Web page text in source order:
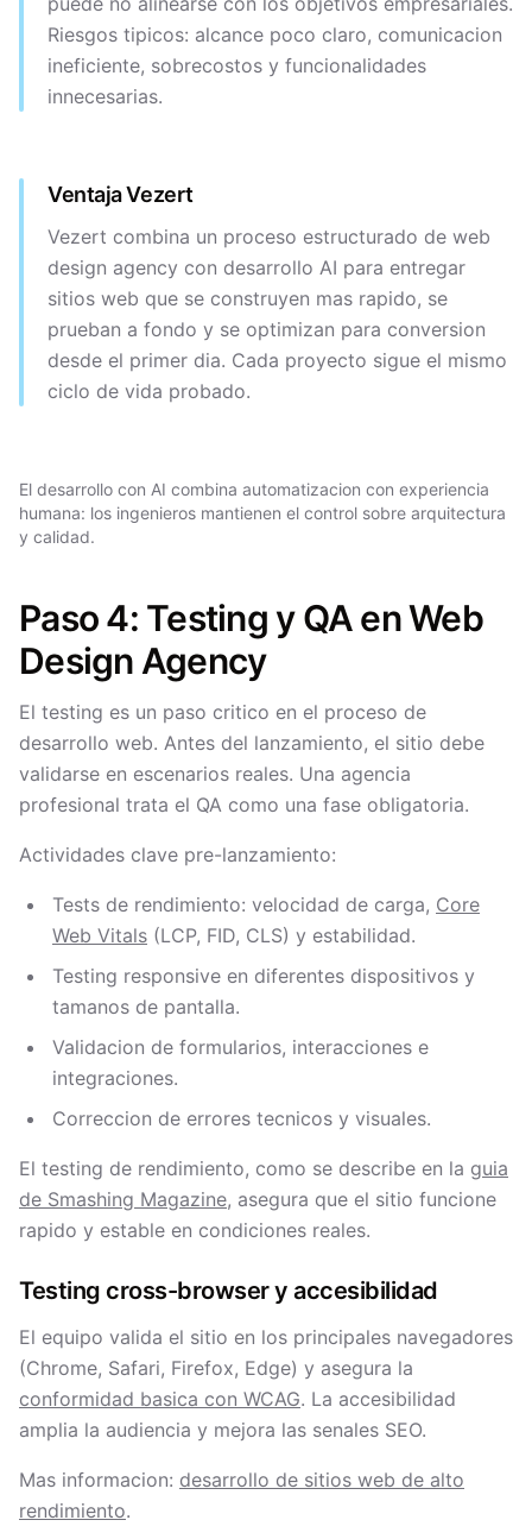
Riesgos tipicos: alcance poco claro, comunicacion
ineficiente, sobrecostos y funcionalidades
innecesarias.
Ventaja Vezert
Vezert combina un proceso estructurado de web
design agency con desarrollo AI para entregar
sitios web que se construyen mas rapido, se
prueban a fondo y se optimizan para conversion
desde el primer dia. Cada proyecto sigue el mismo
ciclo de vida probado.
El desarrollo con AI combina automatizacion con experiencia
humana: los ingenieros mantienen el control sobre arquitectura
y calidad.
Paso 4: Testing y QA en Web
Design Agency
El testing es un paso critico en el proceso de
desarrollo web. Antes del lanzamiento, el sitio debe
validarse en escenarios reales. Una agencia
profesional trata el QA como una fase obligatoria.
Actividades clave pre-lanzamiento:
Tests de rendimiento: velocidad de carga, Core
Web Vitals (LCP, FID, CLS) y estabilidad.
Testing responsive en diferentes dispositivos y
tamanos de pantalla.
Validacion de formularios, interacciones e
integraciones.
Correccion de errores tecnicos y visuales.
El testing de rendimiento, como se describe en la guia
de Smashing Magazine, asegura que el sitio funcione
rapido y estable en condiciones reales.
Testing cross-browser y accesibilidad
El equipo valida el sitio en los principales navegadores
(Chrome, Safari, Firefox, Edge) y asegura la
conformidad basica con WCAG. La accesibilidad
amplia la audiencia y mejora las senales SEO.
Mas informacion: desarrollo de sitios web de alto
rendimiento.